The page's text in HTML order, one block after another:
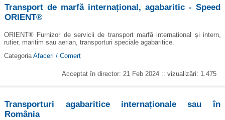
Transport de marfă internațional, agabaritic - Speed
ORIENT®
ORIENT® Furnizor de servicii de transport marfă internațional și intern,
rutier, maritim sau aerian, transporturi speciale agabaritice.
Categoria Afaceri / Comerț
Acceptat în director: 21 Feb 2024 :: vizualizări: 1.475
Transporturi agabaritice internaționale sau în
România